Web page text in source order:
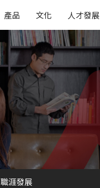
產品 文化 人才發展
職涯發展